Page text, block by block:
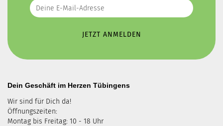
Dein Geschäft im Herzen Tübingens
Wir sind für Dich da!
Öffnungszeiten:
Montag bis Freitag: 10 - 18 Uhr